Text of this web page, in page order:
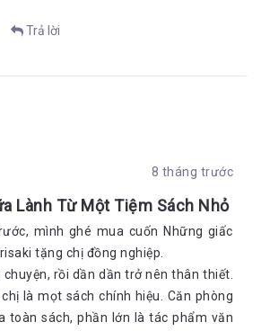
Trả lời
8 tháng trước
Lành Từ Một Tiệm Sách Nhỏ
mình ghé mua cuốn Những giấc
tặng chị đồng nghiệp.
rồi dần dần trở nên thân thiết.
là mọt sách chính hiệu. Căn phòng
toàn sách, phần lớn là tác phẩm văn